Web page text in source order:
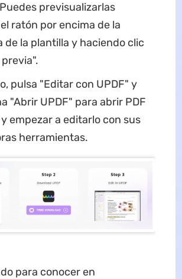
previsualizarlas
ratón por encima de la
de la plantilla y haciendo clic
pulsa "Editar con UPDF" y
"Abrir UPDF" para abrir PDF
y empezar a editarlo con sus
herramientas.
para conocer en